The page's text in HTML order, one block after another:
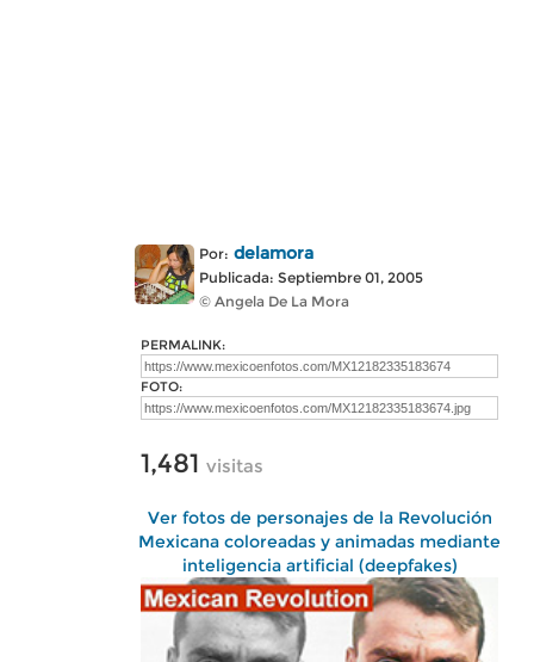
Por: delamora
Publicada: Septiembre 01, 2005
© Angela De La Mora
PERMALINK:
FOTO:
1,481 visitas
Ver fotos de personajes de la Revolución
Mexicana coloreadas y animadas mediante
inteligencia artificial (deepfakes)